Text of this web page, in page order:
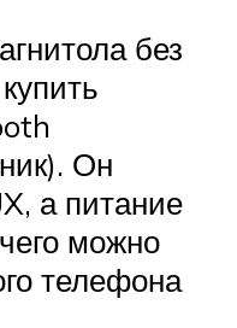
без
Он
а питание
можно
телефона